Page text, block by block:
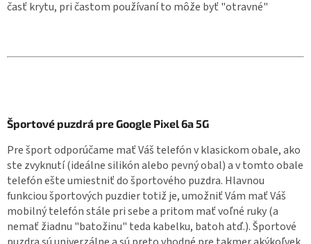
časť krytu, pri častom používaní to môže byť "otravné"
Športové puzdrá pre Google Pixel 6a 5G
Pre šport odporúčame mať Váš telefón v klasickom obale, ako
ste zvyknutí (ideálne silikón alebo pevný obal) a v tomto obale
telefón ešte umiestniť do športového puzdra. Hlavnou
funkciou športových puzdier totiž je, umožniť Vám mať Váš
mobilný telefón stále pri sebe a pritom mať voľné ruky (a
nemať žiadnu "batožinu" teda kabelku, batoh atď.). Športové